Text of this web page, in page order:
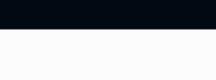
進む